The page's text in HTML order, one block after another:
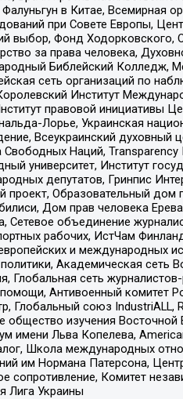
в Китае, Всемирная
при Совете Европы,
выбор, Фонд
за права человека,
Библейский Колледж,
сеть организаций по
Институт
правовой инициативы
Лорье, Украинская
Всеукраинский духовный
Наций,
университет, Институт
депутатов, Гринпис
проект, Образовательный
Дом прав человека
объединение
рабочих, ИстЧам
и
Академическая сеть
сеть
Антивоенный комитет
союз IndustriALL,
изучения
Льва Копелева,
Школа международных
им Нормана Патерсона,
Комитет
Лига Украины